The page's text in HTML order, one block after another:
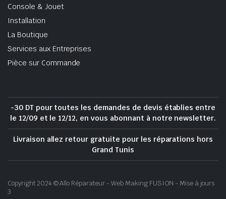
Console & Jouet
Installation
La Boutique
Services aux Entreprises
Pièce sur Commande
-30 DT pour toutes les demandes de devis établies entre
le 12/09 et le 12/12, en vous abonnant à notre newsletter.
Livraison allez retour gratuite pour les réparations hors
Grand Tunis
Copyright 2024 © Allo Réparateur - Web Making FUSION - Mise à jours
3